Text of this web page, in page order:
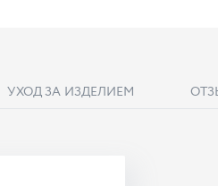
УХОД ЗА ИЗДЕЛИЕМ